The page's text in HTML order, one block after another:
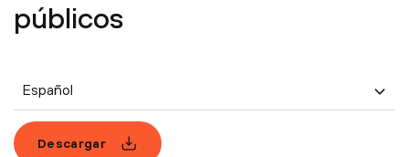
públicos
Español
Descargar